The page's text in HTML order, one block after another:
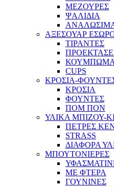
ΜΕΖΟΥΡΕΣ
ΨΑΛΙΔΙΑ
ΑΞΕΣΟΥΑΡ
ΤΙΡΑΝΤΕΣ
CUPS
ΚΡΟΣΙΑ-
ΚΡΟΣΙΑ
ΦΟΥΝΤΕΣ
ΠΟΜ ΠΟΝ
ΥΛΙΚΑ ΜΠΙΖΟΥ-
ΠΕΤΡΕΣ
STRASS
ΔΙΑΦΟΡΑ
ΜΠΟΥΤΟΝΙΕΡΕΣ
ΜΕ ΦΤΕΡΑ
ΓΟΥΝΙΝΕΣ